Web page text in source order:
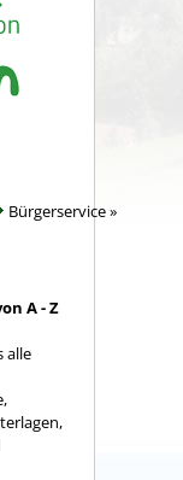
Bürgerservice»
A - Z
alle